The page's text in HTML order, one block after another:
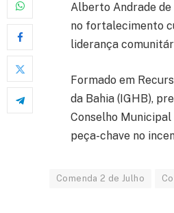
Alberto Andrade de
no fortalecimento
liderança
Formado em
da Bahia (IGHB),
Conselho Municipal
peça-chave no
Comenda 2 de Julho